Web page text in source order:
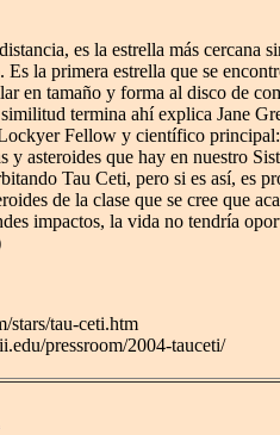
es la estrella más cercana
la primera estrella que se
en tamaño y forma al disco de
termina ahí explica Jane
Fellow y científico
y asteroides que hay en nuestro
Tau Ceti, pero si es así, es
de la clase que se cree que
impactos, la vida no tendría
stars/tau-ceti.htm
pressroom/2004-tauceti/